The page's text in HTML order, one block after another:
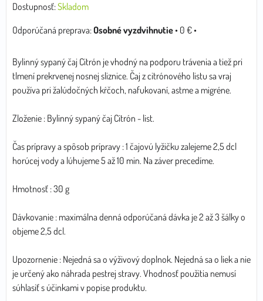
Dostupnosť:Skladom
Osobné vyzdvihnutie• 0 €•
Bylinný sypaný čaj Citrón je vhodný na podporu trávenia a tiež pri
tlmení prekrvenej nosnej sliznice. Čaj z citrónového listu sa vraj
používa pri žalúdočných kŕčoch, nafukovaní, astme a migréne.
Zloženie : Bylinný sypaný čaj Citrón - list.
Čas prípravy a spôsob prípravy : 1 čajovú lyžičku zalejeme 2,5 dcl
horúcej vody a lúhujeme 5 až 10 min. Na záver precedíme.
Hmotnosť : 30 g
Dávkovanie : maximálna denná odporúčaná dávka je 2 až 3 šálky o
objeme 2,5 dcl.
Upozornenie : Nejedná sa o výživový doplnok. Nejedná sa o liek a nie
je určený ako náhrada pestrej stravy. Vhodnosť použitia nemusí
súhlasiť s účinkami v popise produktu.